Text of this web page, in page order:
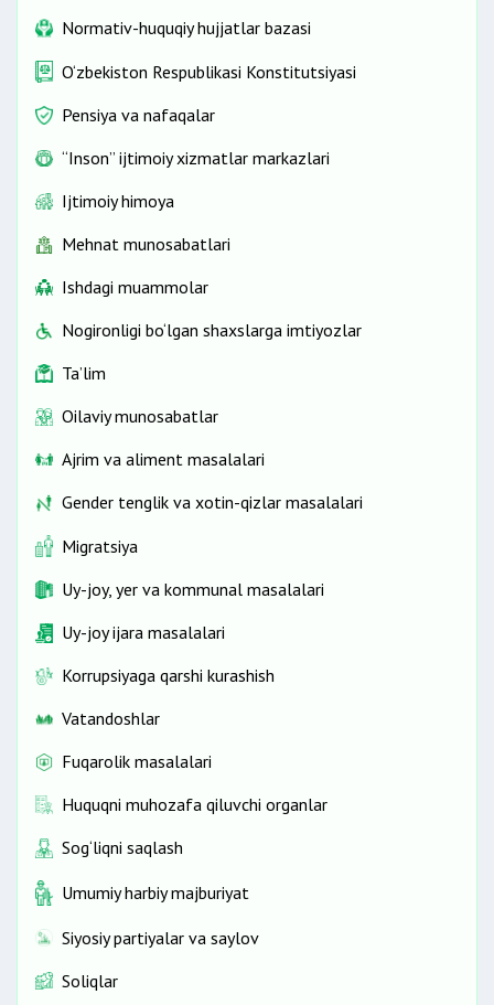
Normativ-huquqiy hujjatlar bazasi
O‘zbekiston Respublikasi Konstitutsiyasi
Pensiya va nafaqalar
“Inson” ijtimoiy xizmatlar markazlari
Ijtimoiy himoya
Mehnat munosabatlari
Ishdagi muammolar
Nogironligi bo‘lgan shaxslarga imtiyozlar
Ta’lim
Oilaviy munosabatlar
Ajrim va aliment masalalari
Gender tenglik va xotin-qizlar masalalari
Migratsiya
Uy-joy, yer va kommunal masalalari
Uy-joy ijara masalalari
Korrupsiyaga qarshi kurashish
Vatandoshlar
Fuqarolik masalalari
Huquqni muhozafa qiluvchi organlar
Sog‘liqni saqlash
Umumiy harbiy majburiyat
Siyosiy partiyalar va saylov
Soliqlar